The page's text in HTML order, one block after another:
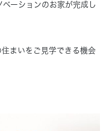
ーションのお家が完成し
まいをご見学できる機会